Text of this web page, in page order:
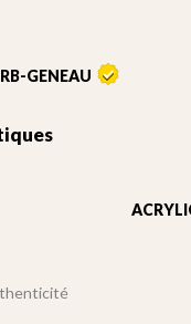
GENEAU